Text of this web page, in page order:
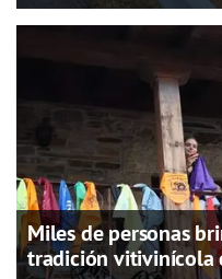
Miles de personas
tradición vitivinícola